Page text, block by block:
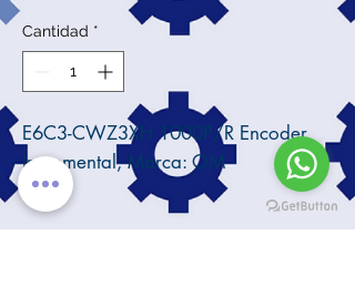
Cantidad *
E6C3-CWZ3XH 1000P/R Encoder
Incremental, Marca: OM